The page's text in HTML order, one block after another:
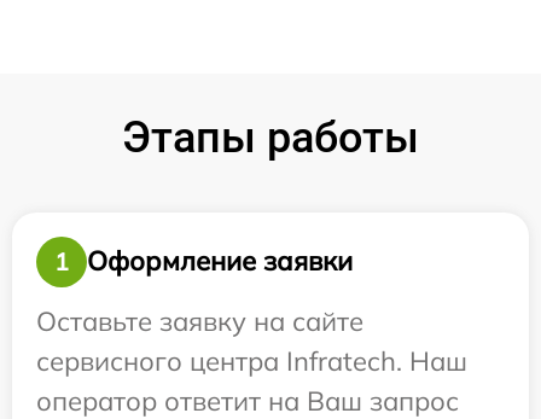
Этапы работы
1
Оформление заявки
Оставьте заявку на сайте
сервисного центра Infratech. Наш
оператор ответит на Ваш запрос